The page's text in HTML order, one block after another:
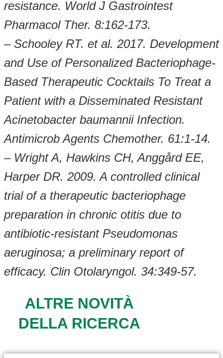
resistance. World J Gastrointest
Pharmacol Ther. 8:162-173.
– Schooley RT. et al. 2017. Development
and Use of Personalized Bacteriophage-
Based Therapeutic Cocktails To Treat a
Patient with a Disseminated Resistant
Acinetobacter baumannii Infection.
Antimicrob Agents Chemother. 61:1-14.
– Wright A, Hawkins CH, Anggård EE,
Harper DR. 2009. A controlled clinical
trial of a therapeutic bacteriophage
preparation in chronic otitis due to
antibiotic-resistant Pseudomonas
aeruginosa; a preliminary report of
efficacy. Clin Otolaryngol. 34:349-57.
ALTRE NOVITÀ
DELLA RICERCA